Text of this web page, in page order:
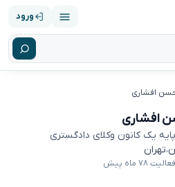
ورود
افشاری
افشاری
یک کانون وکلای دادگستری
،تهران
۷۸ ماه پیش